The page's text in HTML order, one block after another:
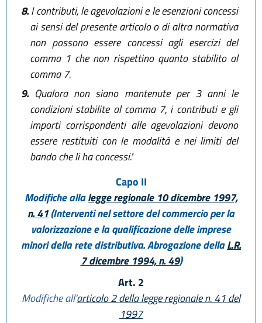
8.I contributi, le agevolazioni e le esenzioni concessi
ai sensi del presente articolo o di altra normativa
non possono essere concessi agli esercizi del
comma 1 che non rispettino quanto stabilito al
comma 7.
9.Qualora non siano mantenute per 3 anni le
condizioni stabilite al comma 7, i contributi e gli
importi corrispondenti alle agevolazioni devono
essere restituiti con le modalità e nei limiti del
bando che li ha concessi."
Capo II
Modifiche allalegge regionale 10 dicembre 1997,
n. 41(Interventi nel settore del commercio per la
valorizzazione e la qualificazione delle imprese
minori della rete distributiva. Abrogazione dellaL.R.
7 dicembre 1994, n. 49)
Art. 2
Modifiche all'articolo 2 della legge regionale n. 41 del
1997